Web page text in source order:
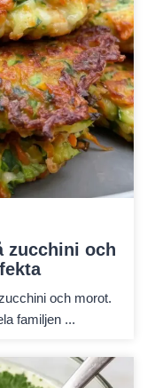
zucchini och
och morot.
familjen ...